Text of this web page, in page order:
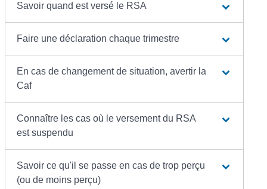
Savoir quand est versé le RSA
Faire une déclaration chaque trimestre
En cas de changement de situation, avertir la
Caf
Connaître les cas où le versement du RSA
est suspendu
Savoir ce qu'il se passe en cas de trop perçu
(ou de moins perçu)